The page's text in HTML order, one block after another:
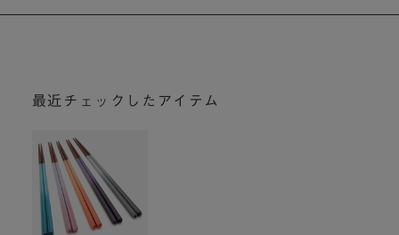
最近チェックしたアイテム